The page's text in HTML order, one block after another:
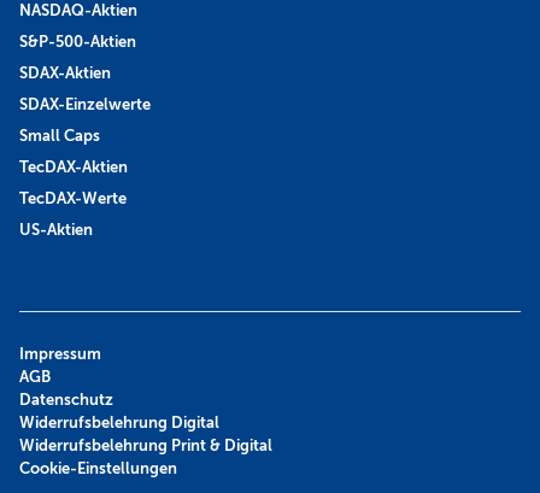
NASDAQ-Aktien
S&P-500-Aktien
SDAX-Aktien
SDAX-Einzelwerte
Small Caps
TecDAX-Aktien
TecDAX-Werte
US-Aktien
Impressum
AGB
Datenschutz
Widerrufsbelehrung Digital
Widerrufsbelehrung Print & Digital
Cookie-Einstellungen